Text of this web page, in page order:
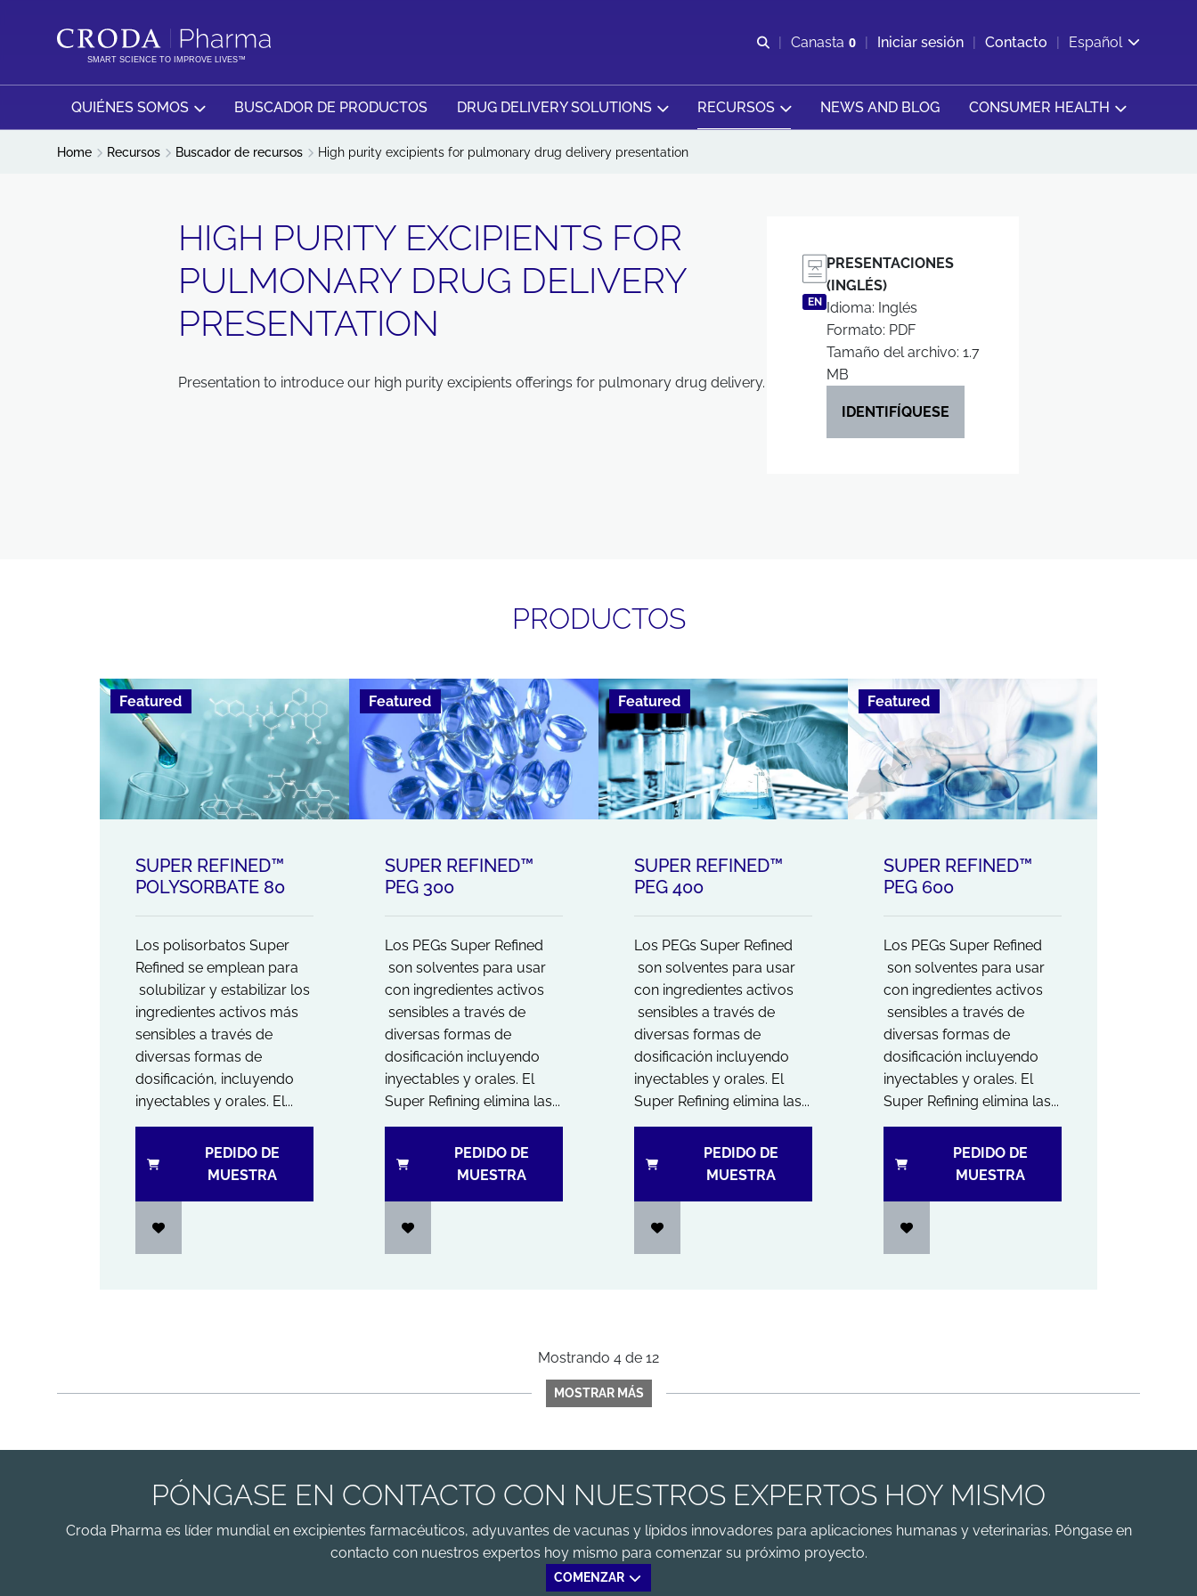
SMART SCIENCE TO IMPROVE LIVES™
Abrir b&#250;squeda
Canasta 0
Ver carrito
Iniciar sesión Contacto Español
QUIÉNES SOMOS BUSCADOR DE PRODUCTOS DRUG DELIVERY SOLUTIONS RECURSOS NEWS AND BLOG CONSUMER HEALTH
Home Recursos Buscador de recursos High purity excipients for pulmonary drug delivery presentation
HIGH PURITY EXCIPIENTS FOR
PULMONARY DRUG DELIVERY
PRESENTATION
Presentation to introduce our high purity excipients offerings for pulmonary drug delivery.
EN
PRESENTACIONES
(INGLÉS)
Idioma: Inglés
Formato: PDF
Tamaño del archivo: 1.7
MB
IDENTIFÍQUESE
PRODUCTOS
Featured
SUPER REFINED™
POLYSORBATE 80
Los polisorbatos Super
Refined se emplean para
solubilizar y estabilizar los
ingredientes activos más
sensibles a través de
diversas formas de
dosificación, incluyendo
inyectables y orales. El...
PEDIDO DE
MUESTRA
Featured
SUPER REFINED™
PEG 300
Los PEGs Super Refined
son solventes para usar
con ingredientes activos
sensibles a través de
diversas formas de
dosificación incluyendo
inyectables y orales. El
Super Refining elimina las...
PEDIDO DE
MUESTRA
Featured
SUPER REFINED™
PEG 400
Los PEGs Super Refined
son solventes para usar
con ingredientes activos
sensibles a través de
diversas formas de
dosificación incluyendo
inyectables y orales. El
Super Refining elimina las...
PEDIDO DE
MUESTRA
Featured
SUPER REFINED™
PEG 600
Los PEGs Super Refined
son solventes para usar
con ingredientes activos
sensibles a través de
diversas formas de
dosificación incluyendo
inyectables y orales. El
Super Refining elimina las...
PEDIDO DE
MUESTRA
Mostrando 4 de 12
MOSTRAR MÁS
PÓNGASE EN CONTACTO CON NUESTROS EXPERTOS HOY MISMO
Croda Pharma es líder mundial en excipientes farmacéuticos, adyuvantes de vacunas y lípidos innovadores para aplicaciones humanas y veterinarias. Póngase en
contacto con nuestros expertos hoy mismo para comenzar su próximo proyecto.
COMENZAR